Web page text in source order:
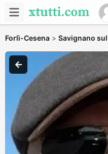
Forlì-Cesena > Savignano